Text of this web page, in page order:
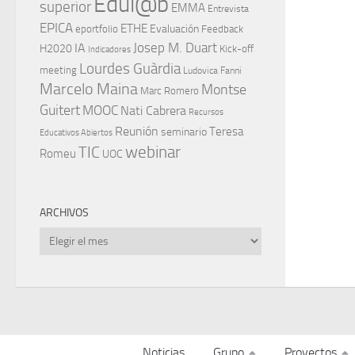
superior
EMMA Entrevista
EPICA eportfolio ETHE Evaluación Feedback
H2020 IA Indicadores Josep M. Duart Kick-off
meeting Lourdes Guàrdia Ludovica Fanni
Marcelo Maina Marc Romero Montse
Guitert MOOC Nati Cabrera Recursos
Educativos Abiertos Reunión seminarioTeresa
Romeu TIC UOC webinar
ARCHIVOS
Archivos